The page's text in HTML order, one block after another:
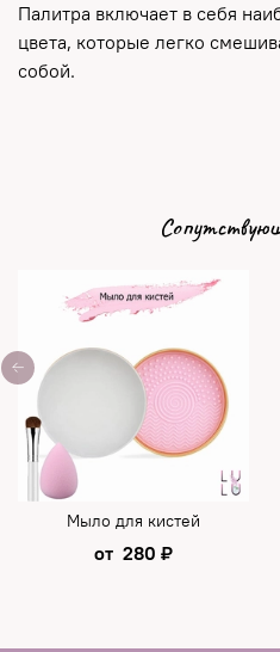
Палитра включает в себя
цвета, которые легко
собой.
Мыло для кистей
от 280 ₽